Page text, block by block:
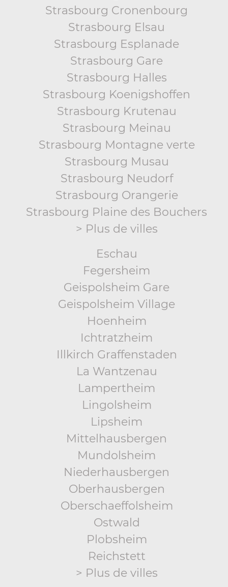
Strasbourg Cronenbourg
Strasbourg Elsau
Strasbourg Esplanade
Strasbourg Gare
Strasbourg Halles
Strasbourg Koenigshoffen
Strasbourg Krutenau
Strasbourg Meinau
Strasbourg Montagne verte
Strasbourg Musau
Strasbourg Neudorf
Strasbourg Orangerie
Strasbourg Plaine des Bouchers
> Plus de villes
Eschau
Fegersheim
Geispolsheim Gare
Geispolsheim Village
Hoenheim
Ichtratzheim
Illkirch Graffenstaden
La Wantzenau
Lampertheim
Lingolsheim
Lipsheim
Mittelhausbergen
Mundolsheim
Niederhausbergen
Oberhausbergen
Oberschaeffolsheim
Ostwald
Plobsheim
Reichstett
> Plus de villes